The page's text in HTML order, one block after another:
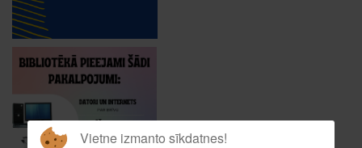
Vietne izmanto sīkdatnes!